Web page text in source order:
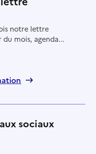
notre lettre
mois, agenda...
sociaux